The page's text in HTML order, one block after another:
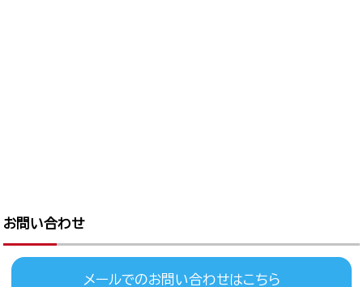
お問い合わせ
メールでのお問い合わせはこちら